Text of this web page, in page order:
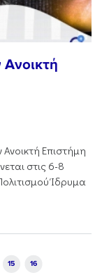
Ανοικτή
Ανοικτή Επιστήμη
στις 6-8
Ίδρυμα
15 16